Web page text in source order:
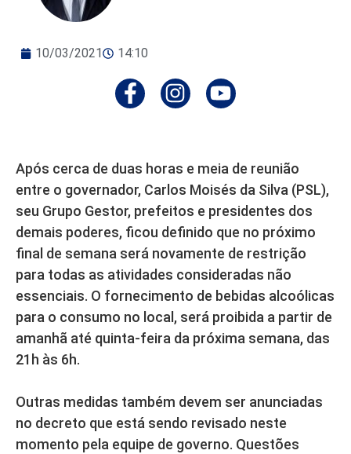
10/03/2021 14:10
Após cerca de duas horas e meia de reunião
entre o governador, Carlos Moisés da Silva (PSL),
seu Grupo Gestor, prefeitos e presidentes dos
demais poderes, ficou definido que no próximo
final de semana será novamente de restrição
para todas as atividades consideradas não
essenciais. O fornecimento de bebidas alcoólicas
para o consumo no local, será proibida a partir de
amanhã até quinta-feira da próxima semana, das
21h às 6h.
Outras medidas também devem ser anunciadas
no decreto que está sendo revisado neste
momento pela equipe de governo. Questões